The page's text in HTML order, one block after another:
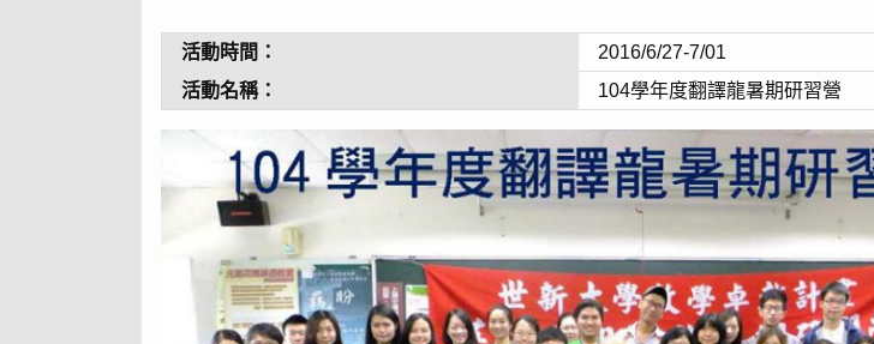
活動時間：
2016/6/27-7/01
活動名稱：
104學年度翻譯龍暑期研習營